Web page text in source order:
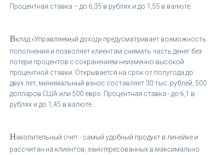
Процентная ставка – до 6,35 в рублях и до 1,55 в валюте.
Вклад «Управляемый доход» предусматривает возможность
пополнения и позволяет клиентам снимать часть денег без
потери процентов с сохранением неизменно высокой
процентной ставки. Открывается на срок от полугода до
двух лет, минимальный взнос составляет 30 тыс. рублей, 500
долларов США или 500 евро. Процентная ставка - до 6,1 в
рублях и до 1,45 в валюте.
Накопительный счет - самый удобный продукт в линейке и
рассчитан на клиентов, заинтересованных в максимально